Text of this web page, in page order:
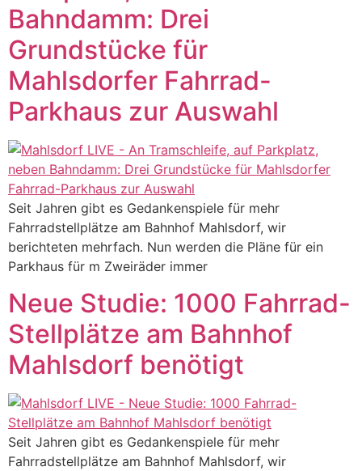
Bahndamm: Drei
Grundstücke für
Mahlsdorfer Fahrrad-
Parkhaus zur Auswahl
Seit Jahren gibt es Gedankenspiele für mehr
Fahrradstellplätze am Bahnhof Mahlsdorf, wir
berichteten mehrfach. Nun werden die Pläne für ein
Parkhaus für m Zweiräder immer
Neue Studie: 1000 Fahrrad-
Stellplätze am Bahnhof
Mahlsdorf benötigt
Seit Jahren gibt es Gedankenspiele für mehr
Fahrradstellplätze am Bahnhof Mahlsdorf, wir